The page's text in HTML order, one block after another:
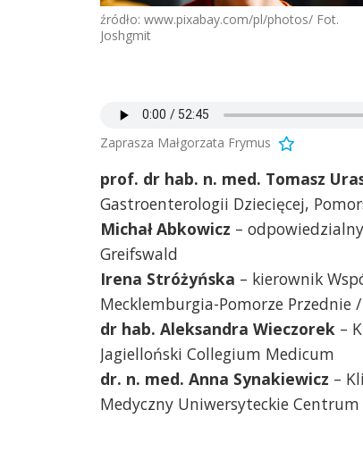
źródło: www.pixabay.com/pl/photos/ Fot.
Joshgmit
Zaprasza Małgorzata Frymus
prof. dr hab. n. med. Tomasz
Gastroenterologii Dziecięcej,
Michał Abkowicz –
Greifswald
Irena Stróżyńska – kierownik
Mecklemburgia-Pomorze Przednie
dr hab. Aleksandra Wieczorek –
Jagielloński Collegium Medicum
dr. n. med. Anna Synakiewicz –
Medyczny Uniwersyteckie